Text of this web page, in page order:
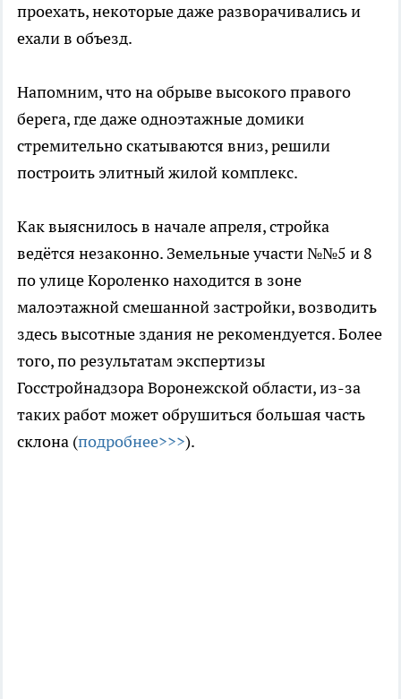
проехать, некоторые даже разворачивались и
ехали в объезд.
Напомним, что на обрыве высокого правого
берега, где даже одноэтажные домики
стремительно скатываются вниз, решили
построить элитный жилой комплекс.
Как выяснилось в начале апреля, стройка
ведётся незаконно. Земельные участи №№5 и 8
по улице Короленко находится в зоне
малоэтажной смешанной застройки, возводить
здесь высотные здания не рекомендуется. Более
того, по результатам экспертизы
Госстройнадзора Воронежской области, из-за
таких работ может обрушиться большая часть
склона (подробнее>>>).